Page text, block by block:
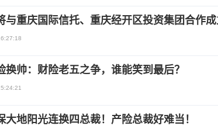
与重庆国际信托、重庆经开区投资集团合作
换帅：财险老五之争，谁能笑到最后？
大地阳光连换四总裁！产险总裁好难当！